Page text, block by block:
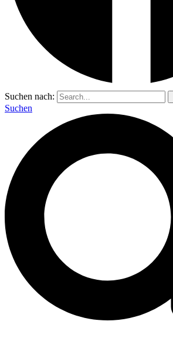
Suchen nach:
Suchen